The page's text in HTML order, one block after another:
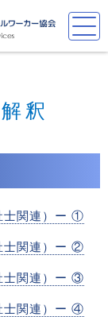
釈
士関連）ー ①
士関連）ー ②
士関連）ー ③
士関連）ー ④